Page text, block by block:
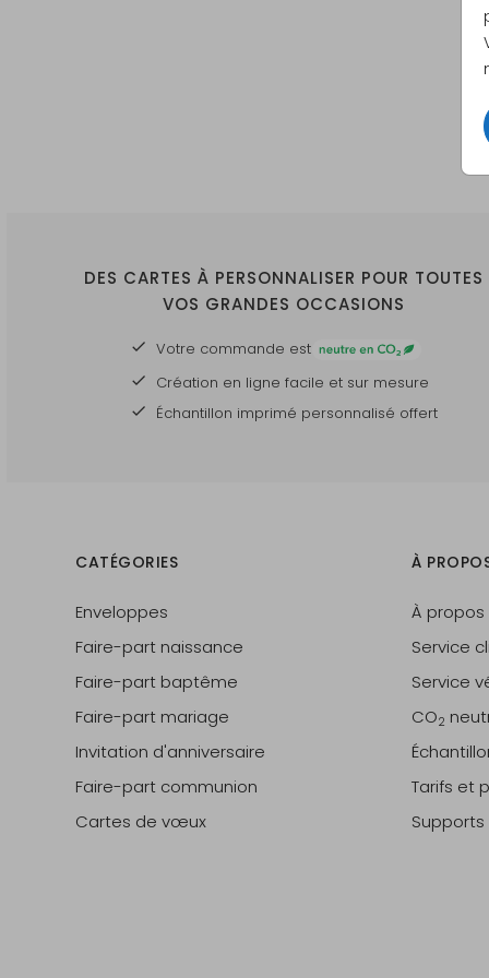
DES CARTES À PERSONNALISER POUR TOUTES
VOS GRANDES OCCASIONS
Votre commande est
Création en ligne facile et sur mesure
Échantillon imprimé personnalisé offert
CATÉGORIES
Enveloppes
Faire-part naissance
Faire-part baptême
Faire-part mariage
Invitation d'anniversaire
Faire-part communion
Cartes de vœux
À
À
Service
Service
CO2
Tarifs et
Supports